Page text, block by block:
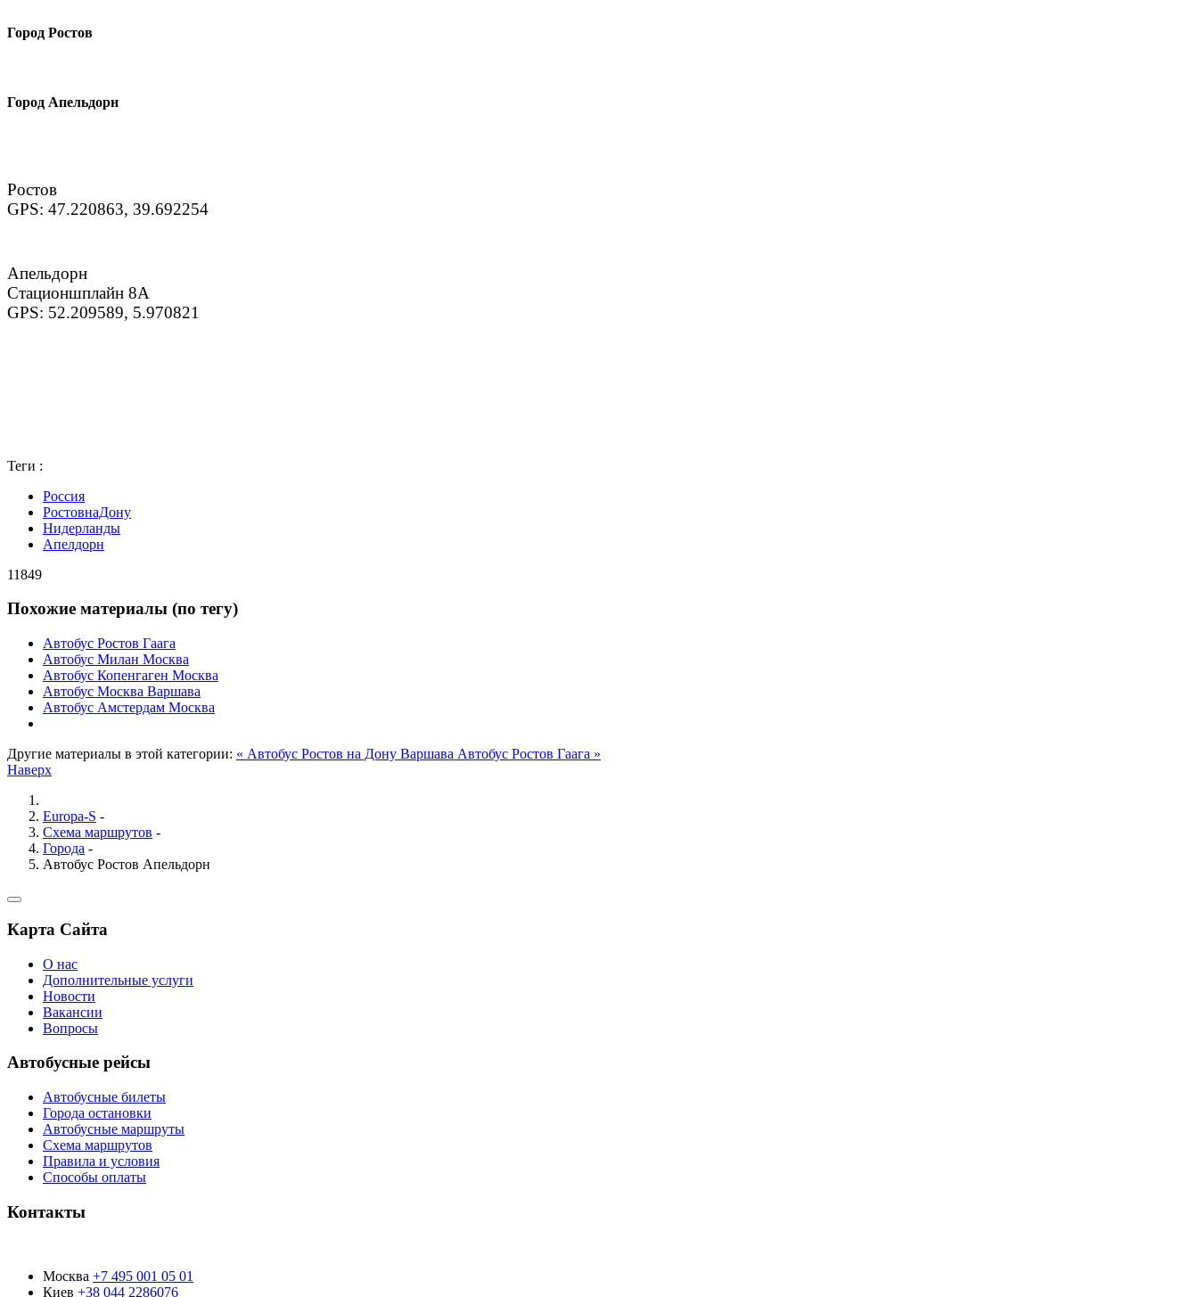
Город Ростов
Город Апельдорн
Ростов
GPS: 47.220863, 39.692254
Апельдорн
Стационшплайн 8А
GPS: 52.209589, 5.970821
Теги :
Россия
РостовнаДону
Нидерланды
Апелдорн
11849
Похожие материалы (по тегу)
Автобус Ростов Гаага
Автобус Милан Москва
Автобус Копенгаген Москва
Автобус Москва Варшава
Автобус Амстердам Москва
Другие материалы в этой категории: « Автобус Ростов на Дону Варшава Автобус Ростов Гаага »
Наверх
Europa-S -
Схема маршрутов -
Города -
Автобус Ростов Апельдорн
Карта Сайта
О нас
Дополнительные услуги
Новости
Вакансии
Вопросы
Автобусные рейсы
Автобусные билеты
Города остановки
Автобусные маршруты
Схема маршрутов
Правила и условия
Способы оплаты
Контакты
Москва +7 495 001 05 01
Киев +38 044 2286076